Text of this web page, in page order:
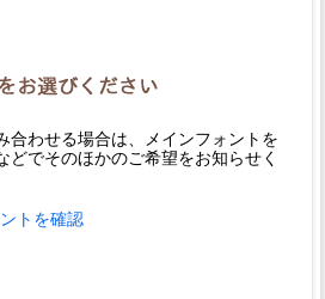
合わせる場合は、メインフォントを
どでそのほかのご希望をお知らせく
トを確認